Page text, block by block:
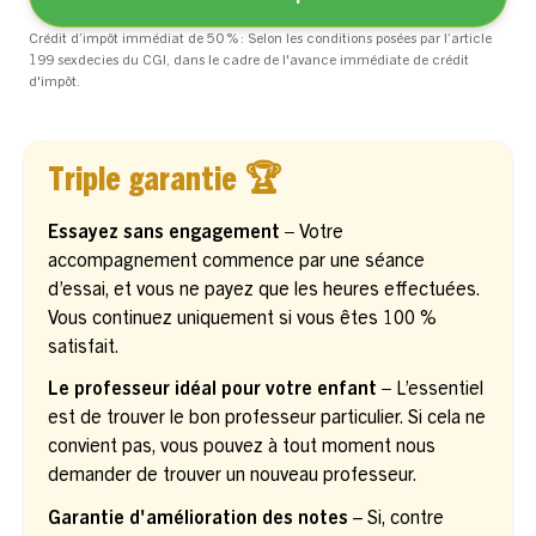
Crédit d’impôt immédiat de 50 % : Selon les conditions posées par l’article
199 sexdecies du CGI, dans le cadre de l'avance immédiate de crédit
d'impôt.
Triple garantie 🏆
Essayez sans engagement – Votre
accompagnement commence par une séance
d’essai, et vous ne payez que les heures effectuées.
Vous continuez uniquement si vous êtes 100 %
satisfait.
Le professeur idéal pour votre enfant – L’essentiel
est de trouver le bon professeur particulier. Si cela ne
convient pas, vous pouvez à tout moment nous
demander de trouver un nouveau professeur.
Garantie d'amélioration des notes – Si, contre